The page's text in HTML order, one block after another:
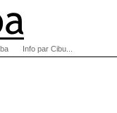
Info par Cibu...